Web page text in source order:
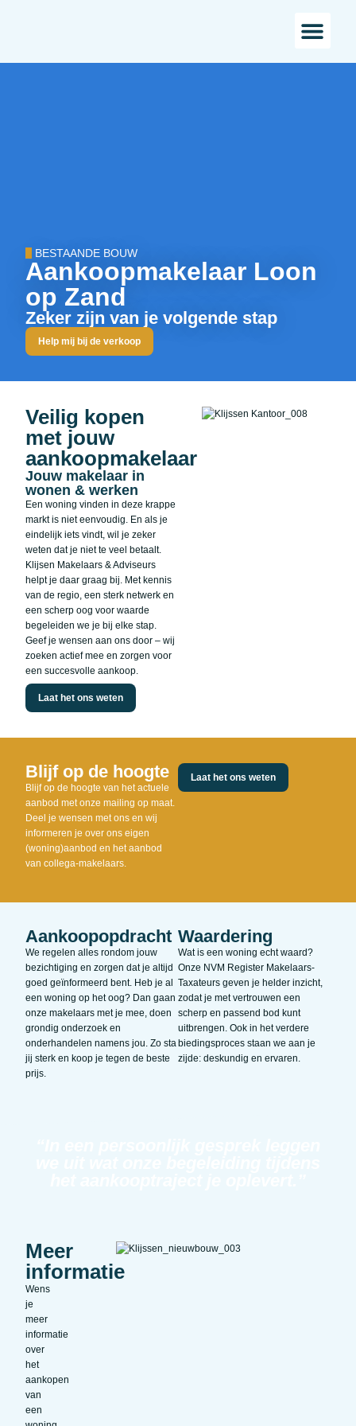
BESTAANDE BOUW
Aankoopmakelaar Loon
op Zand
Zeker zijn van je volgende stap
Help mij bij de verkoop
Veilig kopen
met jouw
aankoopmakelaar
Jouw makelaar in
wonen & werken
Een woning vinden in deze krappe
markt is niet eenvoudig. En als je
eindelijk iets vindt, wil je zeker
weten dat je niet te veel betaalt.
Klijsen Makelaars & Adviseurs
helpt je daar graag bij. Met kennis
van de regio, een sterk netwerk en
een scherp oog voor waarde
begeleiden we je bij elke stap.
Geef je wensen aan ons door – wij
zoeken actief mee en zorgen voor
een succesvolle aankoop.
Laat het ons weten
Blijf op de hoogte
Blijf op de hoogte van het actuele
aanbod met onze mailing op maat.
Deel je wensen met ons en wij
informeren je over ons eigen
(woning)aanbod en het aanbod
van collega-makelaars.
Laat het ons weten
Aankoopopdracht
We regelen alles rondom jouw
bezichtiging en zorgen dat je altijd
goed geïnformeerd bent. Heb je al
een woning op het oog? Dan gaan
onze makelaars met je mee, doen
grondig onderzoek en
onderhandelen namens jou. Zo sta
jij sterk en koop je tegen de beste
prijs.
Waardering
Wat is een woning echt waard?
Onze NVM Register Makelaars-
Taxateurs geven je helder inzicht,
zodat je met vertrouwen een
scherp en passend bod kunt
uitbrengen. Ook in het verdere
biedingsproces staan we aan je
zijde: deskundig en ervaren.
Meer
informatie
Wens
je
meer
informatie
over
het
aankopen
van
een